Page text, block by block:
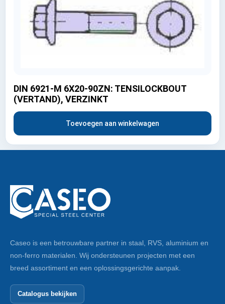
DIN 6921-M 6X20-90ZN: TENSILOCKBOUT
(VERTAND), VERZINKT
Toevoegen aan winkelwagen
Caseo is een betrouwbare partner in staal, RVS, aluminium en
non-ferro materialen. Wij ondersteunen projecten met een
breed assortiment en een oplossingsgerichte aanpak.
Catalogus bekijken